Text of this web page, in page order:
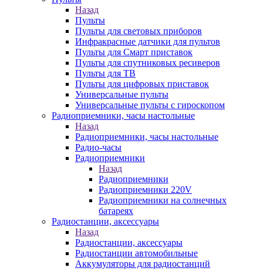
Назад
Пульты
Пульты для световых приборов
Инфракрасные датчики для пультов
Пульты для Смарт приставок
Пульты для спутниковых ресиверов
Пульты для ТВ
Пульты для цифровых приставок
Универсальные пульты
Универсальные пульты с гироскопом
Радиоприемники, часы настольные
Назад
Радиоприемники, часы настольные
Радио-часы
Радиоприемники
Назад
Радиоприемники
Радиоприемники 220V
Радиоприемники на солнечных
батареях
Радиостанции, аксессуары
Назад
Радиостанции, аксессуары
Радиостанции автомобильные
Аккумуляторы для радиостанций